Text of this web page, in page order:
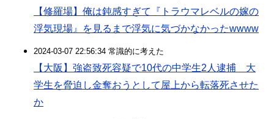
【修羅場】俺は鈍感すぎて『トラウマレベルの嫁の
浮気現場』を見るまで浮気に気づかなかったwwww
2024-03-07 22:56:34 常識的に考えた
【大阪】強盗致死容疑で10代の中学生2人逮捕 大
学生を脅迫し金奪おうとして屋上から転落死させた
か